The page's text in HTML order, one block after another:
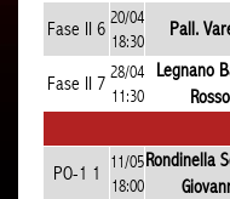
Fase II 6
20/04
18:30
Pall.
Fase II 7
28/04
11:30
Legnano
Rosso
PO-1 1
11/05
18:00
Rondinella